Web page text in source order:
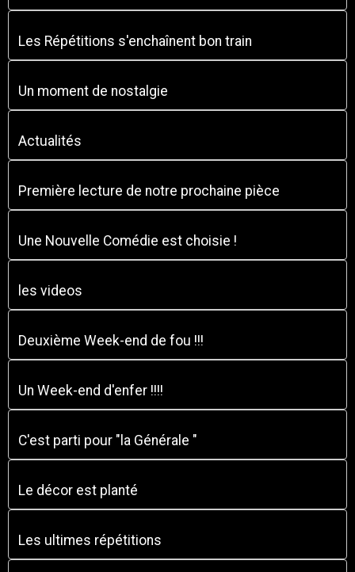
Les Répétitions s'enchaînent bon train
Un moment de nostalgie
Actualités
Première lecture de notre prochaine pièce
Une Nouvelle Comédie est choisie !
les videos
Deuxième Week-end de fou !!!
Un Week-end d'enfer !!!!
C'est parti pour "la Générale "
Le décor est planté
Les ultimes répétitions